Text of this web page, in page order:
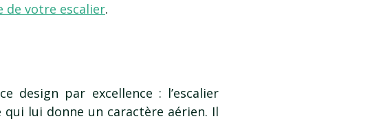
de votre escalier.
design par excellence : l’escalier
qui lui donne un caractère aérien. Il